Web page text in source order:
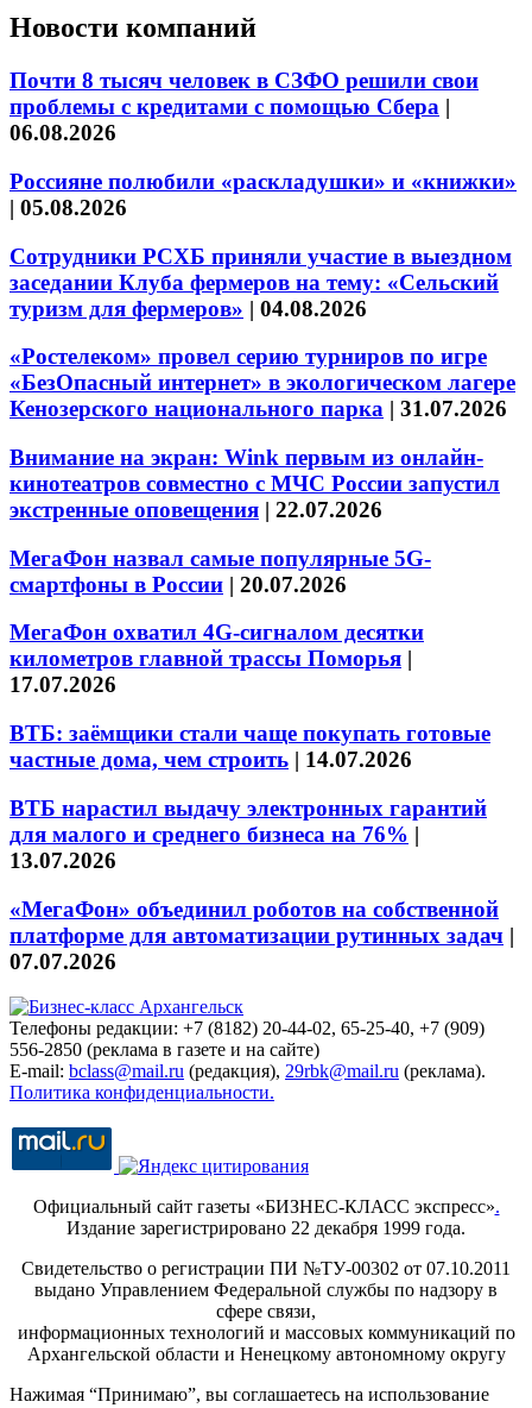
Новости компаний
Почти 8 тысяч человек в СЗФО решили свои
проблемы с кредитами с помощью Сбера |
06.08.2026
Россияне полюбили «раскладушки» и «книжки»
| 05.08.2026
Сотрудники РСХБ приняли участие в выездном
заседании Клуба фермеров на тему: «Сельский
туризм для фермеров» | 04.08.2026
«Ростелеком» провел серию турниров по игре
«БезОпасный интернет» в экологическом лагере
Кенозерского национального парка | 31.07.2026
Внимание на экран: Wink первым из онлайн-
кинотеатров совместно с МЧС России запустил
экстренные оповещения | 22.07.2026
МегаФон назвал самые популярные 5G-
смартфоны в России | 20.07.2026
МегаФон охватил 4G-сигналом десятки
километров главной трассы Поморья |
17.07.2026
ВТБ: заёмщики стали чаще покупать готовые
частные дома, чем строить | 14.07.2026
ВТБ нарастил выдачу электронных гарантий
для малого и среднего бизнеса на 76% |
13.07.2026
«МегаФон» объединил роботов на собственной
платформе для автоматизации рутинных задач |
07.07.2026
Телефоны редакции: +7 (8182) 20-44-02, 65-25-40, +7 (909)
556-2850 (реклама в газете и на сайте)
E-mail: bclass@mail.ru (редакция), 29rbk@mail.ru (реклама).
Политика конфиденциальности.
Официальный сайт газеты «БИЗНЕС-КЛАСС экспресс».
Издание зарегистрировано 22 декабря 1999 года.
Свидетельство о регистрации ПИ №ТУ-00302 от 07.10.2011
выдано Управлением Федеральной службы по надзору в
сфере связи,
информационных технологий и массовых коммуникаций по
Архангельской области и Ненецкому автономному округу
Нажимая “Принимаю”, вы соглашаетесь на использование